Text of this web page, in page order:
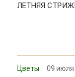
ЛЕТНЯЯ
Цветы 09 июля